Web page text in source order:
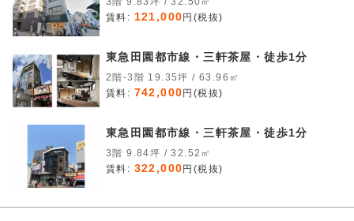
賃料: 121,000 円(税抜)
東急田園都市線・三軒茶屋・徒歩1分
2階-3階 19.35坪 / 63.96㎡
賃料: 742,000 円(税抜)
東急田園都市線・三軒茶屋・徒歩1分
3階 9.84坪 / 32.52㎡
賃料: 322,000 円(税抜)